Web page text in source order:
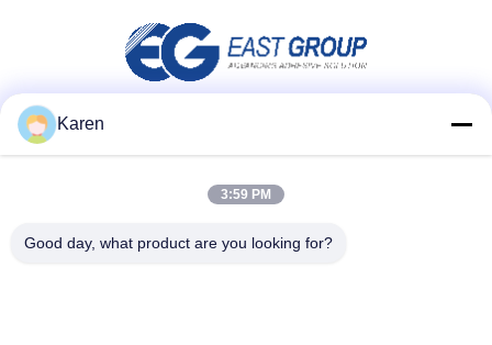
빠른 연락
Karen
3:59 PM
Good day, what product are you looking for?